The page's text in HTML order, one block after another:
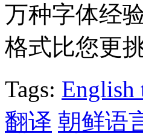
万种字体经
格式比您更
Tags: English
翻译 朝鲜语